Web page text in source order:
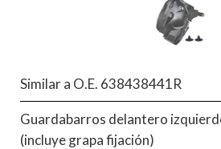
Similar a O.E. 638438441R
Guardabarros delantero
(incluye grapa fijación)